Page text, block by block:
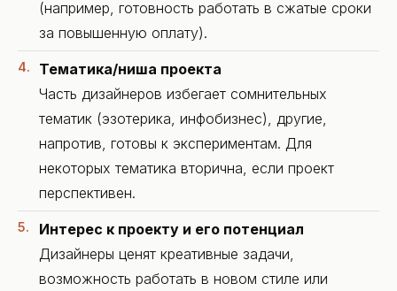
(например, готовность работать в сжатые сроки
за повышенную оплату).
Тематика/ниша проекта
Часть дизайнеров избегает сомнительных
тематик (эзотерика, инфобизнес), другие,
напротив, готовы к экспериментам. Для
некоторых тематика вторична, если проект
перспективен.
Интерес к проекту и его потенциал
Дизайнеры ценят креативные задачи,
возможность работать в новом стиле или